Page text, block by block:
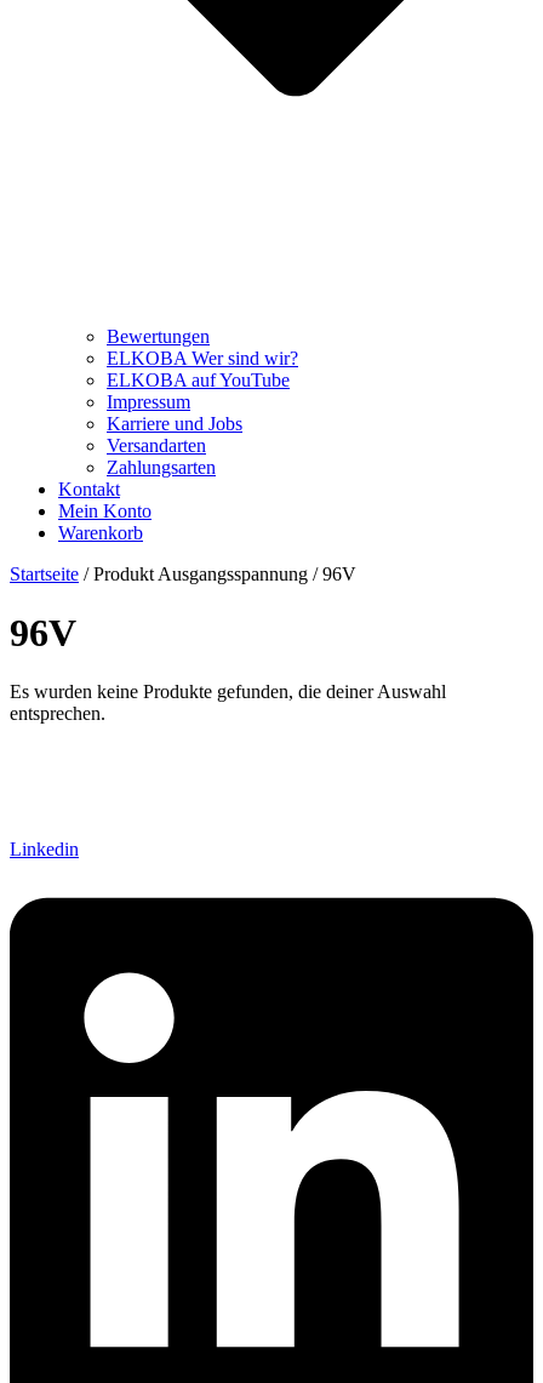
Bewertungen
ELKOBA Wer sind wir?
ELKOBA auf YouTube
Impressum
Karriere und Jobs
Versandarten
Zahlungsarten
Kontakt
Mein Konto
Warenkorb
Startseite / Produkt Ausgangsspannung / 96V
96V
Es wurden keine Produkte gefunden, die deiner Auswahl
entsprechen.
Linkedin